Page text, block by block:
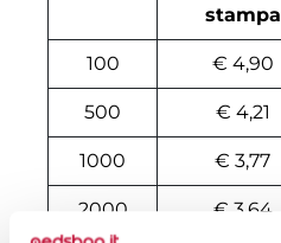
stampa
100 € 4,90
500 € 4,21
1000 € 3,77
2000 € 3,64